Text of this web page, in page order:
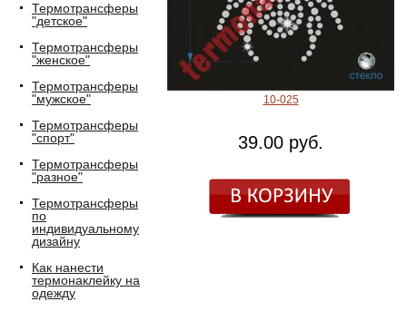
Термотрансферы
"детское"
Термотрансферы
"женское"
Термотрансферы
"мужское"
Термотрансферы
"спорт"
Термотрансферы
"разное"
Термотрансферы
по
индивидуальному
дизайну
Как нанести
термонаклейку на
одежду
10-025
39.00 руб.